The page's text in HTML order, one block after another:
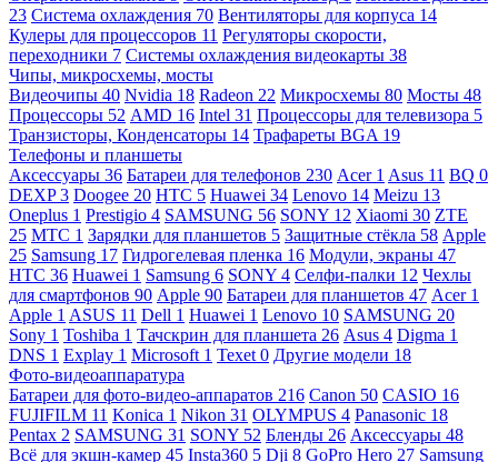
23 Система охлаждения 70 Вентиляторы для корпуса 14
Кулеры для процессоров 11 Регуляторы скорости,
переходники 7 Системы охлаждения видеокарты 38
Чипы, микросхемы, мосты
Видеочипы 40 Nvidia 18 Radeon 22 Микросхемы 80 Мосты 48
Процессоры 52 AMD 16 Intel 31 Процессоры для телевизора 5
Транзисторы, Конденсаторы 14 Трафареты BGA 19
Телефоны и планшеты
Аксессуары 36 Батареи для телефонов 230 Acer 1 Asus 11 BQ 0
DEXP3 Doogee 20 HTC 5 Huawei 34 Lenovo 14 Meizu 13
Oneplus 1 Prestigio 4 SAMSUNG 56 SONY 12 Xiaomi 30 ZTE
25 МТС 1 Зарядки для планшетов 5 Защитные стёкла 58 Apple
25 Samsung 17 Гидрогелевая пленка 16 Модули, экраны 47
HTC 36 Huawei 1 Samsung 6 SONY 4 Селфи-палки 12 Чехлы
для смартфонов 90 Apple 90 Батареи для планшетов 47 Acer 1
Apple 1 ASUS 11 Dell 1 Huawei 1 Lenovo 10 SAMSUNG 20
Sony 1 Toshiba 1 Тачскрин для планшета 26 Asus 4 Digma 1
DNS 1 Explay 1 Microsoft 1 Texet 0 Другие модели 18
Фото-видеоаппаратура
Батареи для фото-видео-аппаратов 216 Canon 50 CASIO 16
FUJIFILM 11 Konica 1 Nikon 31 OLYMPUS 4 Panasonic 18
Pentax 2 SAMSUNG 31 SONY 52 Бленды 26 Аксессуары 48
Всё для экшн-камер 45 Insta360 5 Dji 8 GoPro Hero 27 Samsung